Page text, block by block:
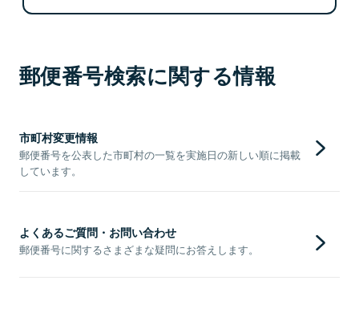
郵便番号検索に関する情報
市町村変更情報
郵便番号を公表した市町村の一覧を実施日の新しい順に掲載
しています。
よくあるご質問・お問い合わせ
郵便番号に関するさまざまな疑問にお答えします。